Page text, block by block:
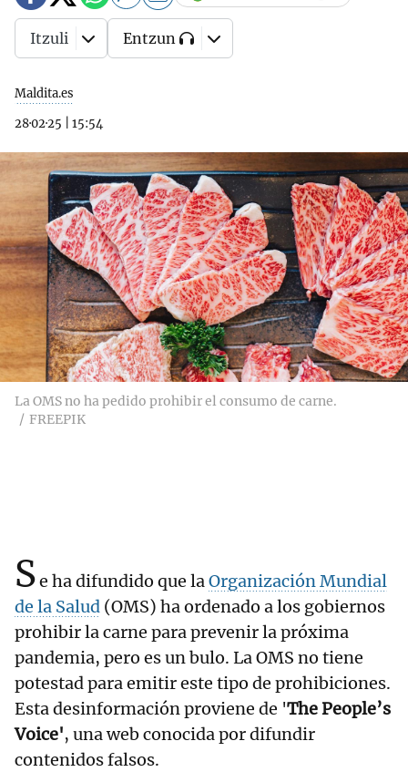
Maldita.es
28·02·25
15:54
Itzuli Entzun
La OMS no ha pedido prohibir el consumo de carne.
FREEPIK
Se ha difundido que laOrganización Mundial
de la Salud (OMS) ha ordenado a los gobiernos
prohibir la carne para prevenir la próxima
pandemia, pero es un bulo. La OMS no tiene
potestad para emitir este tipo de prohibiciones.
Esta desinformación proviene de 'The People’s
Voice', una web conocida por difundir
contenidos falsos.